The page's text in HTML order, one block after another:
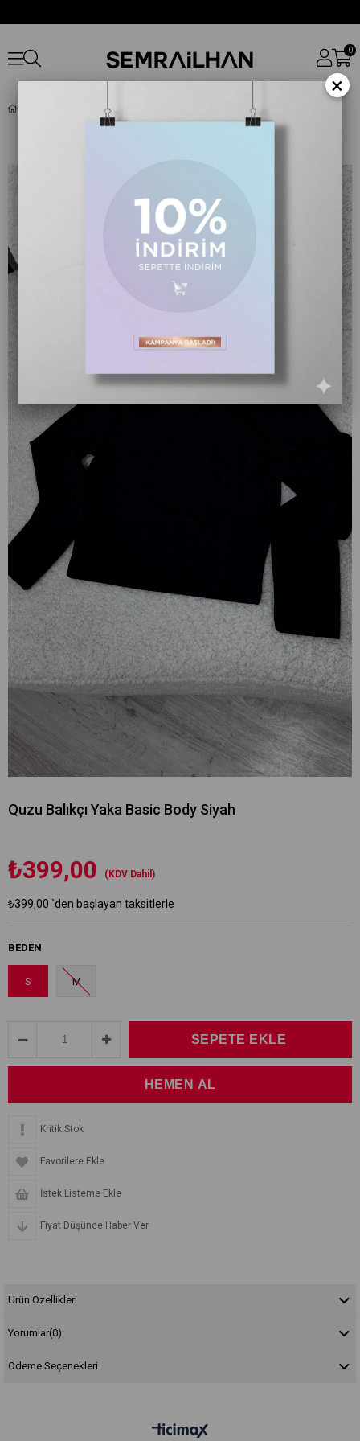
0
Quzu Balıkçı Yaka Basic Body Siyah
₺399,00 (KDV Dahil)
₺399,00 `den başlayan taksitlerle
BEDEN
S M
Kritik Stok
Favorilere Ekle
İstek Listeme Ekle
Fiyat Düşünce Haber Ver
Ürün Özellikleri
Yorumlar(0)
Ödeme Seçenekleri
×